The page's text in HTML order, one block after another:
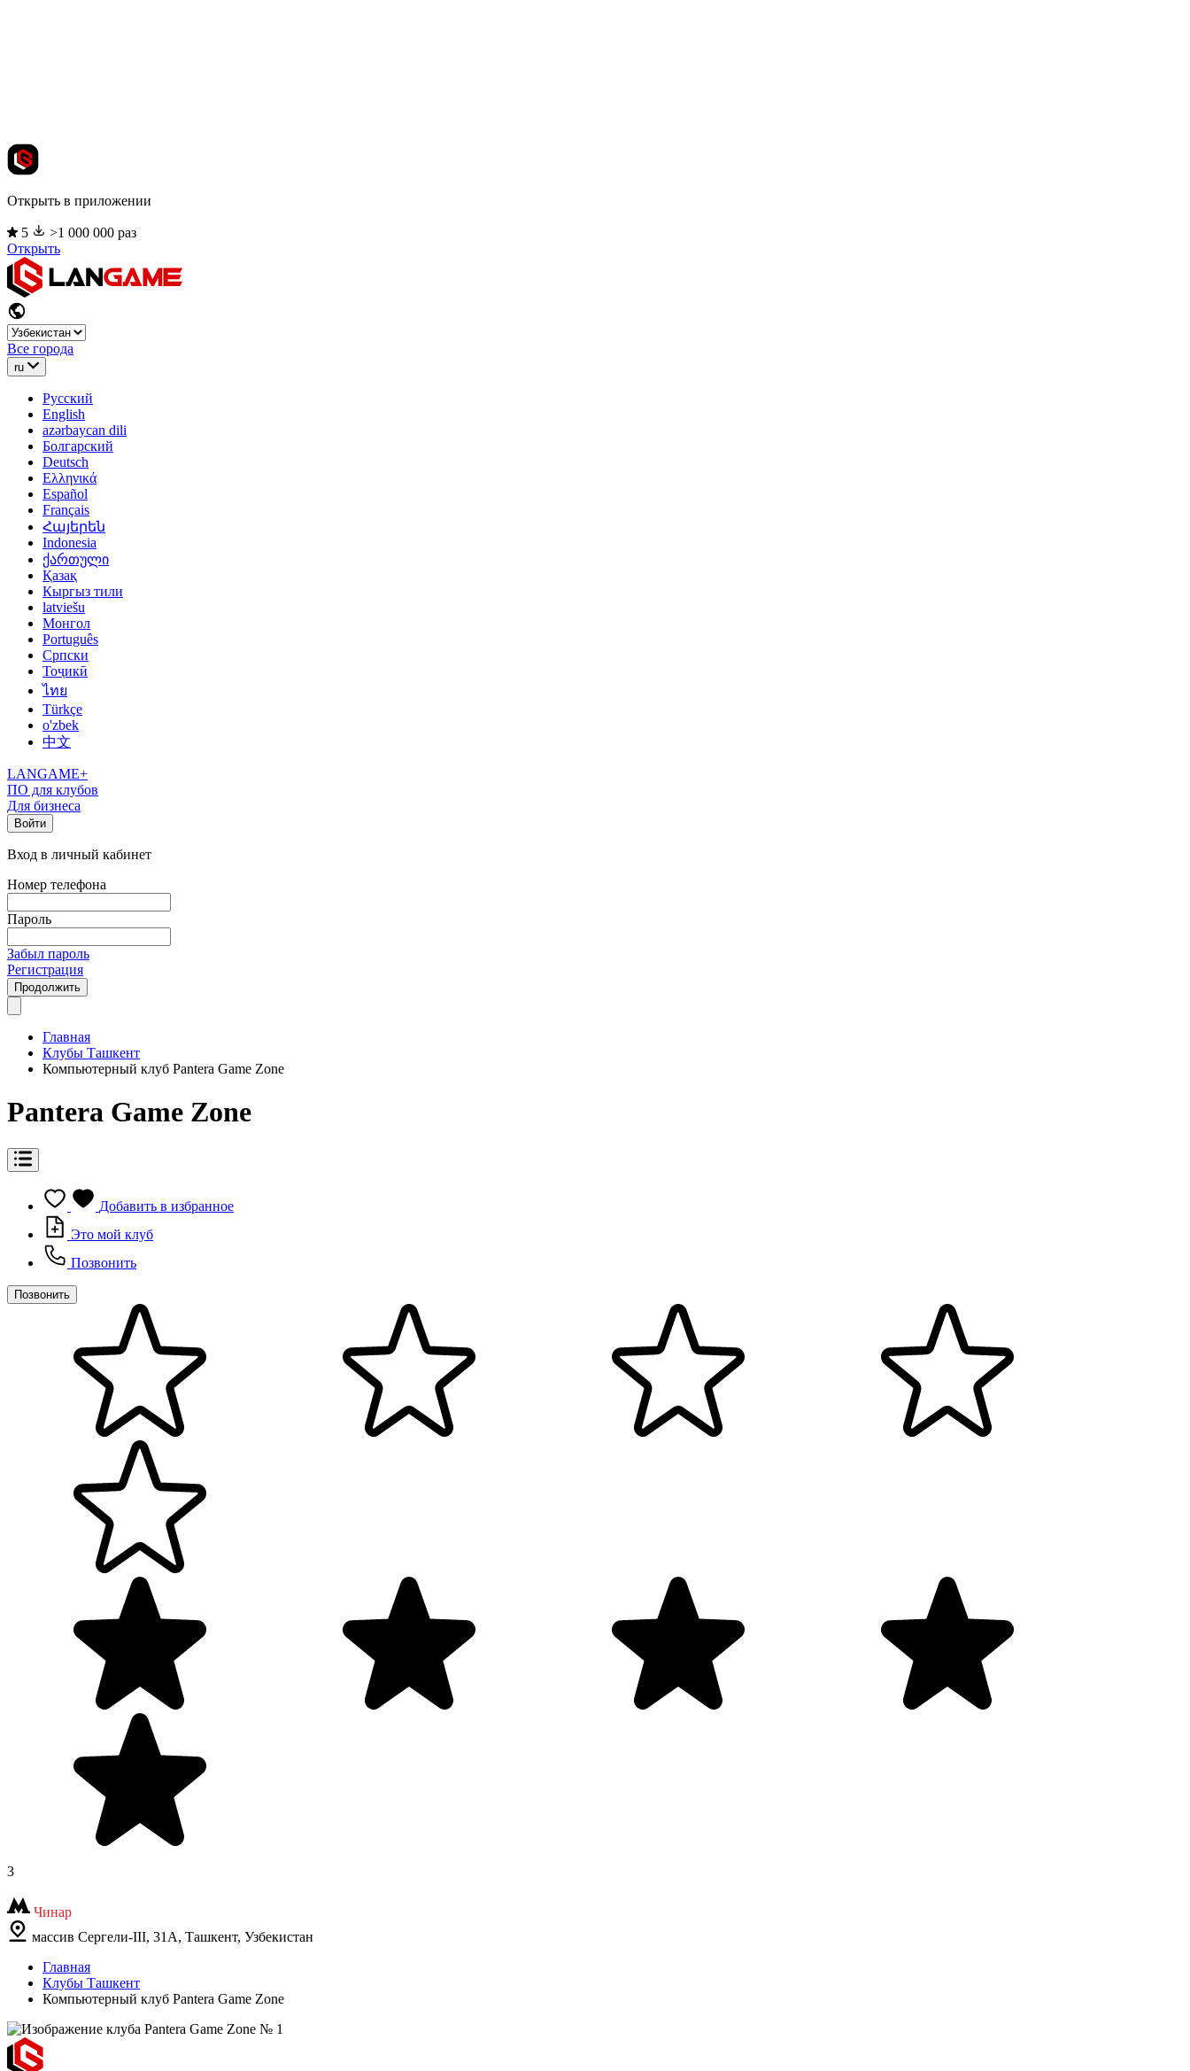
Открыть в приложении
5
>1 000 000 раз
Открыть
Все города
ru
Русский
English
azərbaycan dili
Болгарский
Deutsch
Ελληνικά
Español
Français
Հայերեն
Indonesia
ქართული
Қазақ
Кыргыз тили
latviešu
Монгол
Português
Српски
Тоҷикӣ
ไทย
Türkçe
o'zbek
中文
LANGAME+
ПО для клубов
Для бизнеса
Войти
Вход в личный кабинет
Номер телефона
Пароль
Забыл пароль
Регистрация
Продолжить
Главная
Клубы Ташкент
Компьютерный клуб Pantera Game Zone
Pantera Game Zone
Добавить в избранное
Это мой клуб
Позвонить
Позвонить
3
Чинар
массив Сергели-III, 31А, Ташкент, Узбекистан
Главная
Клубы Ташкент
Компьютерный клуб Pantera Game Zone